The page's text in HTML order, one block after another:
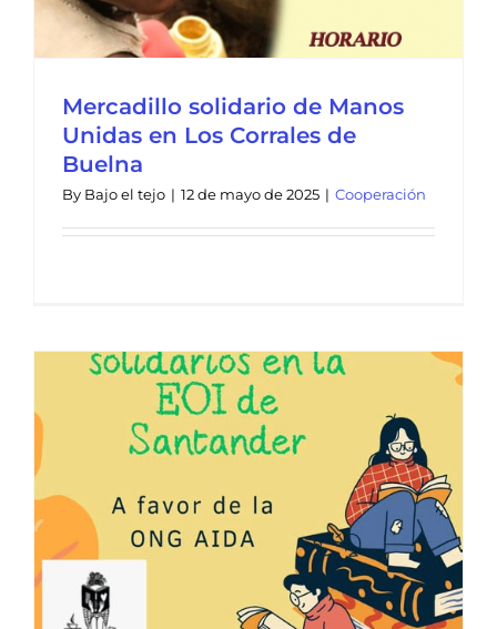
Mercadillo solidario de Manos
Unidas en Los Corrales de
Buelna
By Bajo el tejo | 12 de mayo de 2025 | Cooperación